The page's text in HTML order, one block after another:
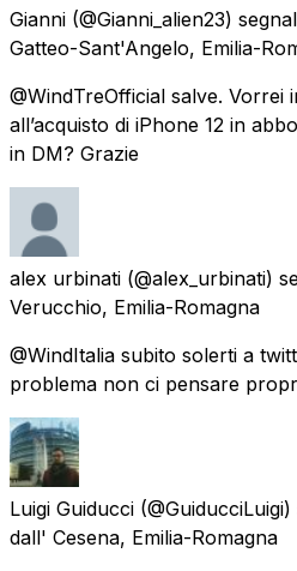
Gianni (@Gianni_alien23)
Gatteo-Sant'Angelo, Emilia-
@WindTreOfficial salve. Vorrei
all’acquisto di iPhone 12 in
in DM? Grazie
alex urbinati (@alex_urbinati)
Verucchio, Emilia-Romagna
@WindItalia subito solerti a
problema non ci pensare
Luigi Guiducci
dall' Cesena, Emilia-Romagna